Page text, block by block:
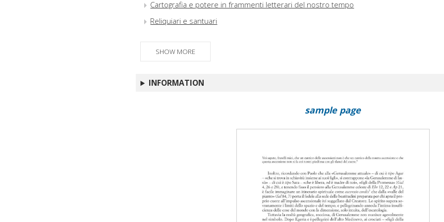
Cartografia e potere in frammenti letterari del nostro tempo
Reliquiari e santuari
SHOW MORE
INFORMATION
sample page